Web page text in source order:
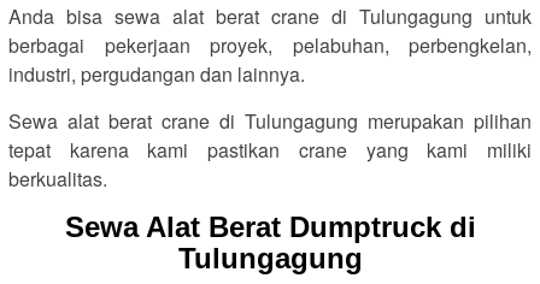
Anda bisa sewa alat berat crane di Tulungagung untuk
berbagai pekerjaan proyek, pelabuhan, perbengkelan,
industri, pergudangan dan lainnya.
Sewa alat berat crane di Tulungagung merupakan pilihan
tepat karena kami pastikan crane yang kami miliki
berkualitas.
Sewa Alat Berat Dumptruck di
Tulungagung